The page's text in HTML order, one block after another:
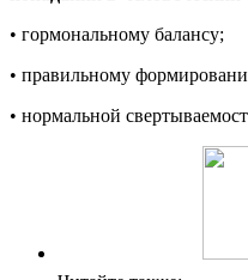
• гормональному балансу;
• правильному
• нормальной